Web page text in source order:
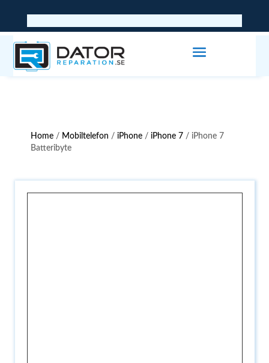
Home / Mobiltelefon / iPhone / iPhone 7 / iPhone 7
Batteribyte